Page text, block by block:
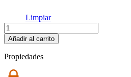
Limpiar
bw.case
PP.166
|
Maleta
multiusos
en
Añadir al carrito
Propiedades